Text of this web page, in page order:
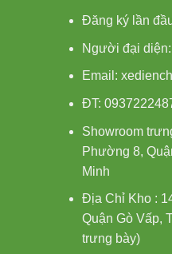
Đăng ký lần
Người đại
Email:
ĐT:
Showroom
Phường 8,
Minh
Địa Chỉ Kho :
Quận Gò Vấp,
trưng bày)